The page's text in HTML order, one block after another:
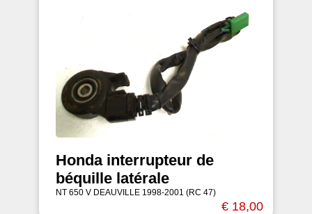
Honda interrupteur de
béquille latérale
NT 650 V DEAUVILLE 1998-2001 (RC 47)
€ 18,00